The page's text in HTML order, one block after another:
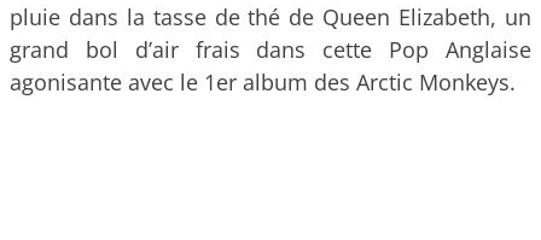
pluie dans la tasse de thé de Queen Elizabeth, un
grand bol d’air frais dans cette Pop Anglaise
agonisante avec le 1er album des Arctic Monkeys.